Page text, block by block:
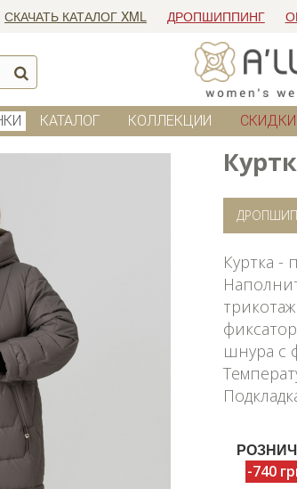
СКАЧАТЬ КАТАЛОГ XML ДРОПШИППИНГ
КАТАЛОГ КОЛЛЕКЦИИ СКИДКИ
Куртка -
шнура с
-740